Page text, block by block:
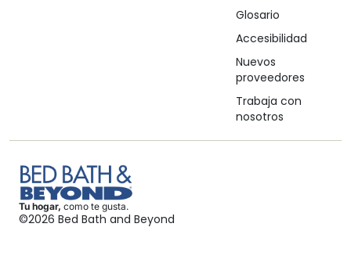
Glosario
Accesibilidad
Nuevos
proveedores
Trabaja con
nosotros
Tu hogar, como te gusta.
©2026 Bed Bath and Beyond